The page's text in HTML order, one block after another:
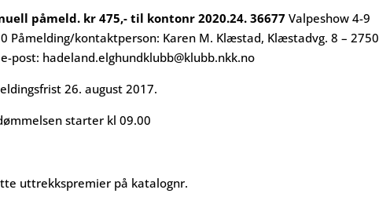
påmeld. kr 475,- til kontonr 2020.24. 36677Valpeshow 4-9
Påmelding/kontaktperson: Karen M. Klæstad, Klæstadvg. 8 – 2750
post: hadeland.elghundklubb@klubb.nkk.no
26. august 2017.
starter kl 09.00
uttrekkspremier på katalognr.